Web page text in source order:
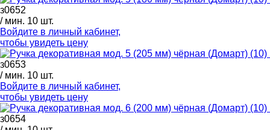
з0652
/ мин. 10 шт.
Войдите в личный кабинет,
чтобы увидеть цену
з0653
/ мин. 10 шт.
Войдите в личный кабинет,
чтобы увидеть цену
з0654